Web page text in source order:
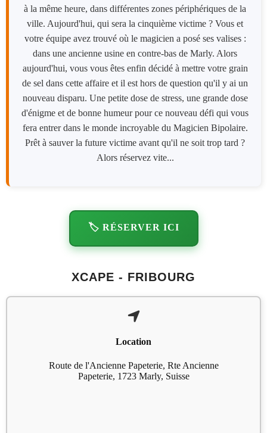
à la même heure, dans différentes zones périphériques de la
ville. Aujourd'hui, qui sera la cinquième victime ? Vous et
votre équipe avez trouvé où le magicien a posé ses valises :
dans une ancienne usine en contre-bas de Marly. Alors
aujourd'hui, vous vous êtes enfin décidé à mettre votre grain
de sel dans cette affaire et il est hors de question qu'il y ai un
nouveau disparu. Une petite dose de stress, une grande dose
d'énigme et de bonne humeur pour ce nouveau défi qui vous
fera entrer dans le monde incroyable du Magicien Bipolaire.
Prêt à sauver la future victime avant qu'il ne soit trop tard ?
Alors réservez vite...
🏷️ RÉSERVER ICI
XCAPE - FRIBOURG
Location
Route de l'Ancienne Papeterie, Rte Ancienne
Papeterie, 1723 Marly, Suisse